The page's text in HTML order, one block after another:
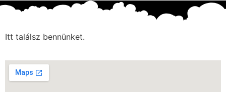
Itt találsz bennünket.